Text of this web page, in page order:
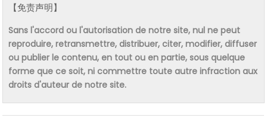
【免责声明】
Sans l'accord ou l'autorisation de notre site, nul ne peut
reproduire, retransmettre, distribuer, citer, modifier, diffuser
ou publier le contenu, en tout ou en partie, sous quelque
forme que ce soit, ni commettre toute autre infraction aux
droits d'auteur de notre site.